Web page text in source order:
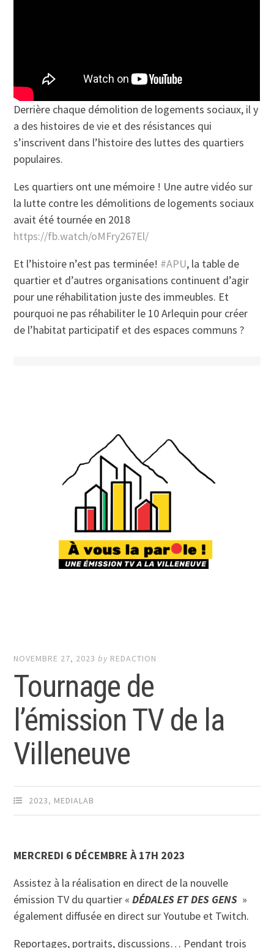
Derrière chaque démolition de logements sociaux, il y
a des histoires de vie et des résistances qui
s’inscrivent dans l’histoire des luttes des quartiers
populaires.
Les quartiers ont une mémoire ! Une autre vidéo sur
la lutte contre les démolitions de logements sociaux
avait été tournée en 2018
https://fb.watch/oMFry267El/
Et l’histoire n’est pas terminée! #APU, la table de
quartier et d’autres organisations continuent d’agir
pour une réhabilitation juste des immeubles. Et
pourquoi ne pas réhabiliter le 10 Arlequin pour créer
de l’habitat participatif et des espaces communs ?
NOVEMBRE 27, 2023 by REDACTION
Tournage de
l’émission TV de la
Villeneuve
2023, MEDIALAB
MERCREDI 6 DÉCEMBRE À 17H 2023
Assistez à la réalisation en direct de la nouvelle
émission TV du quartier «DÉDALES ET DES GENS »
également diffusée en direct sur Youtube et Twitch.
Reportages, portraits, discussions… Pendant trois